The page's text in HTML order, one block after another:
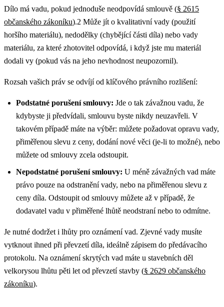
Dílo má vadu, pokud jednoduše neodpovídá smlouvě (§ 2615
občanského zákoníku).2 Může jít o kvalitativní vady (použití
horšího materiálu), nedodělky (chybějící části díla) nebo vady
materiálu, za které zhotovitel odpovídá, i když jste mu materiál
dodali vy (pokud vás na jeho nevhodnost neupozornil).
Rozsah vašich práv se odvíjí od klíčového právního rozlišení:
Podstatné porušení smlouvy: Jde o tak závažnou vadu, že
kdybyste ji předvídali, smlouvu byste nikdy neuzavřeli. V
takovém případě máte na výběr: můžete požadovat opravu vady,
přiměřenou slevu z ceny, dodání nové věci (je-li to možné), nebo
můžete od smlouvy zcela odstoupit.
Nepodstatné porušení smlouvy: U méně závažných vad máte
právo pouze na odstranění vady, nebo na přiměřenou slevu z
ceny díla. Odstoupit od smlouvy můžete až v případě, že
dodavatel vadu v přiměřené lhůtě neodstraní nebo to odmítne.
Je nutné dodržet i lhůty pro oznámení vad. Zjevné vady musíte
vytknout ihned při převzetí díla, ideálně zápisem do předávacího
protokolu. Na oznámení skrytých vad máte u stavebních děl
velkorysou lhůtu pěti let od převzetí stavby (§ 2629 občanského
zákoníku).